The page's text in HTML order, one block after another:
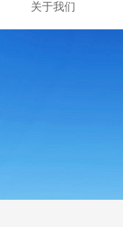
关于我们